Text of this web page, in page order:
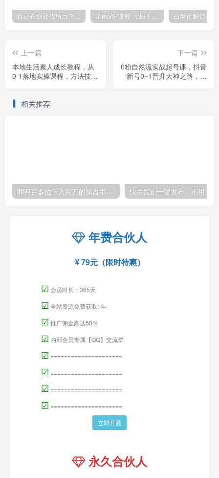
你还在到处找项目？还在当韭菜？我靠卖项目一个月收入5万+，曾经我也是个失败者。 全网VIP课程 无损下载~.~
上一篇
本地生活素人成长教程，​从
0-1落地实操课程，方法技
下一篇
0粉自然流实战起号课，抖音
新号0~1晋升大神之路，打
相关推荐
和四百多位年入百万的操盘手做同学——这套电商+Facebook广告课，让你不再靠猜【原创双语字幕】
年费合伙人
79元（限时特惠）
☑ 会员时长：365天
☑ 全站资源免费获取1年
☑ 推广佣金高达50％
☑ 内部会员专属【QQ】交流群
☑ =====================
☑ =====================
☑ =====================
☑ =====================
立即开通
永久合伙人